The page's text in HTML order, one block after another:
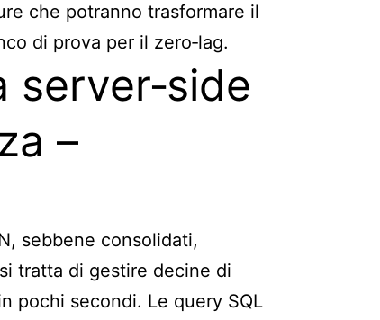
che potranno trasformare il
di prova per il zero‑lag.
server‑side
–
sebbene consolidati,
tratta di gestire decine di
pochi secondi. Le query SQL